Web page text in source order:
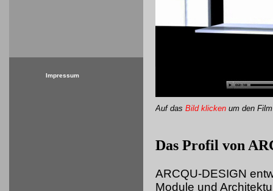
Auf das Bild klicken um den
Das Profil von
ARCQU-DESIGN
Module und
Impressum